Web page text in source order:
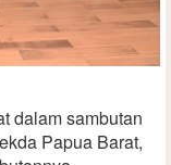
dalam sambutan
Papua Barat,